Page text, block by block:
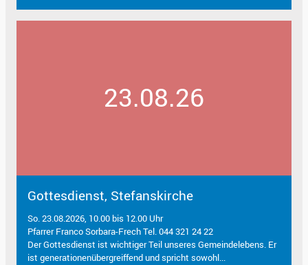
23.08.26
Gottesdienst, Stefanskirche
So. 23.08.2026, 10.00 bis 12.00 Uhr
Pfarrer Franco Sorbara-Frech Tel. 044 321 24 22
Der Gottesdienst ist wichtiger Teil unseres Gemeindelebens. Er
ist generationenübergreiffend und spricht sowohl...